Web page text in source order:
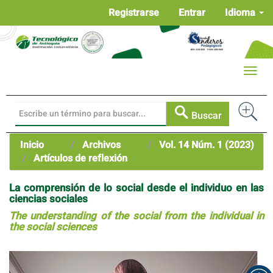
Contenido
principal
Idioma
Registrarse Entrar
Buscar
Toggle
Inicio Archivos
Vol. 14 Núm. 1 (2023)
Artículos de reflexión
La comprensión de lo social desde el individuo en las
ciencias sociales
The understanding of the social from the individual in
the social sciences
Barra
lateral